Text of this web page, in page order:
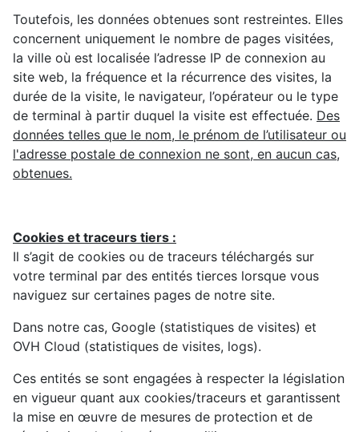
Toutefois, les données obtenues sont restreintes. Elles
concernent uniquement le nombre de pages visitées,
la ville où est localisée l’adresse IP de connexion au
site web, la fréquence et la récurrence des visites, la
durée de la visite, le navigateur, l’opérateur ou le type
de terminal à partir duquel la visite est effectuée. Des
données telles que le nom, le prénom de l’utilisateur ou
l'adresse postale de connexion ne sont, en aucun cas,
obtenues.
Cookies et traceurs tiers :
Il s’agit de cookies ou de traceurs téléchargés sur
votre terminal par des entités tierces lorsque vous
naviguez sur certaines pages de notre site.
Dans notre cas, Google (statistiques de visites) et
OVH Cloud (statistiques de visites, logs).
Ces entités se sont engagées à respecter la législation
en vigueur quant aux cookies/traceurs et garantissent
la mise en œuvre de mesures de protection et de